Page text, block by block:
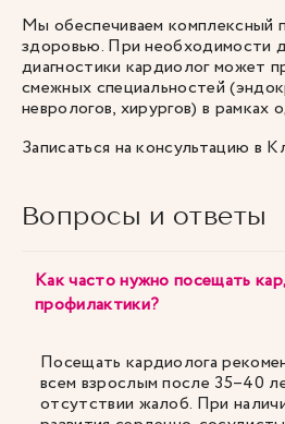
Мы обеспечиваем комплексный
здоровью. При необходимости
диагностики кардиолог может
смежных специальностей
неврологов, хирургов) в рамках
Записаться на консультацию в
Вопросы и ответы
Как часто нужно посещать
профилактики?
Посещать кардиолога
всем взрослым после 35–40
отсутствии жалоб. При